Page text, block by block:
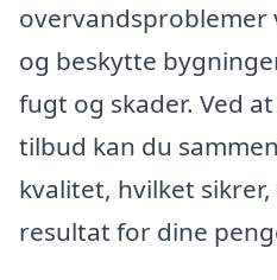
og beskytte
fugt og skader. Ved
tilbud kan du
kvalitet, hvilket
resultat for dine